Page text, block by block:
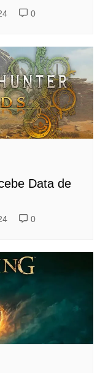
0
Data de
0